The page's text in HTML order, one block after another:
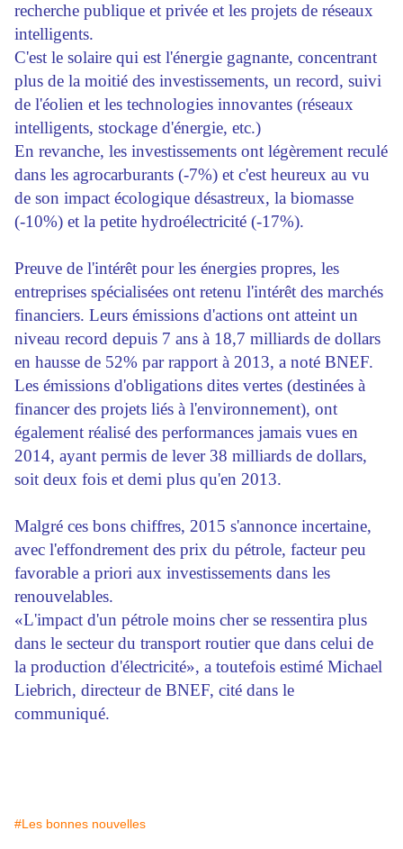
recherche publique et privée et les projets de réseaux
intelligents.
C'est le solaire qui est l'énergie gagnante, concentrant
plus de la moitié des investissements, un record, suivi
de l'éolien et les technologies innovantes (réseaux
intelligents, stockage d'énergie, etc.)
En revanche, les investissements ont légèrement reculé
dans les agrocarburants (-7%) et c'est heureux au vu
de son impact écologique désastreux, la biomasse
(-10%) et la petite hydroélectricité (-17%).
Preuve de l'intérêt pour les énergies propres, les
entreprises spécialisées ont retenu l'intérêt des marchés
financiers. Leurs émissions d'actions ont atteint un
niveau record depuis 7 ans à 18,7 milliards de dollars
en hausse de 52% par rapport à 2013, a noté BNEF.
Les émissions d'obligations dites vertes (destinées à
financer des projets liés à l'environnement), ont
également réalisé des performances jamais vues en
2014, ayant permis de lever 38 milliards de dollars,
soit deux fois et demi plus qu'en 2013.
Malgré ces bons chiffres, 2015 s'annonce incertaine,
avec l'effondrement des prix du pétrole, facteur peu
favorable a priori aux investissements dans les
renouvelables.
«L'impact d'un pétrole moins cher se ressentira plus
dans le secteur du transport routier que dans celui de
la production d'électricité», a toutefois estimé Michael
Liebrich, directeur de BNEF, cité dans le
communiqué.
#Les bonnes nouvelles